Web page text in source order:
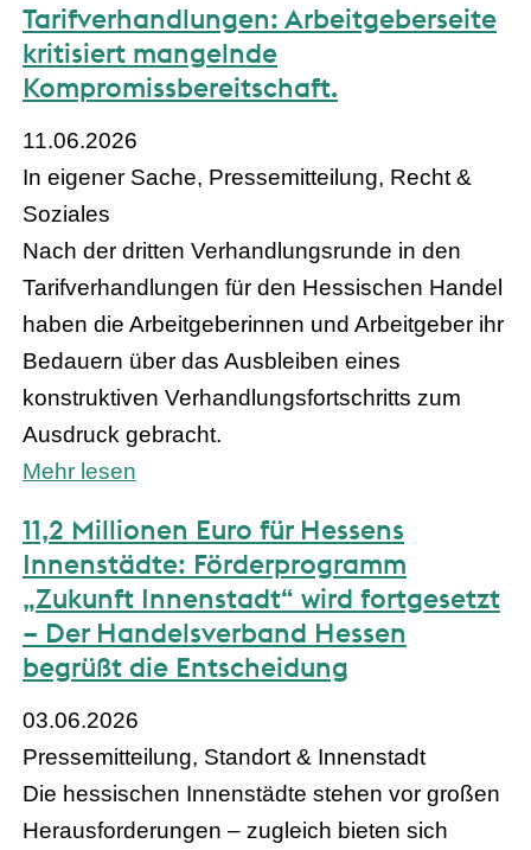
Tarifverhandlungen: Arbeitgeberseite
kritisiert mangelnde
Kompromissbereitschaft.
11.06.2026
In eigener Sache, Pressemitteilung, Recht &
Soziales
Nach der dritten Verhandlungsrunde in den
Tarifverhandlungen für den Hessischen Handel
haben die Arbeitgeberinnen und Arbeitgeber ihr
Bedauern über das Ausbleiben eines
konstruktiven Verhandlungsfortschritts zum
Ausdruck gebracht.
Mehr lesen
11,2 Millionen Euro für Hessens
Innenstädte: Förderprogramm
„Zukunft Innenstadt“ wird fortgesetzt
– Der Handelsverband Hessen
begrüßt die Entscheidung
03.06.2026
Pressemitteilung, Standort & Innenstadt
Die hessischen Innenstädte stehen vor großen
Herausforderungen – zugleich bieten sich